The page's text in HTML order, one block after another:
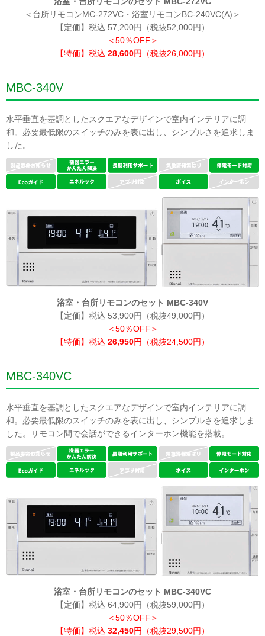
＜台所リモコンMC-272VC・浴室リモコンBC-240VC(A)＞
【定価】税込 57,200円（税抜52,000円）
＜50％OFF＞
【特価】税込 28,600円 （税抜26,000円）
MBC-340V
水平垂直を基調としたスクエアなデザインで室内インテリアに調
和。必要最低限のスイッチのみを表に出し、シンプルさを追求しま
した。
浴室・台所リモコンのセット MBC-340V
【定価】税込 53,900円（税抜49,000円）
＜50％OFF＞
【特価】税込 26,950円 （税抜24,500円）
MBC-340VC
水平垂直を基調としたスクエアなデザインで室内インテリアに調
和。必要最低限のスイッチのみを表に出し、シンプルさを追求しま
した。リモコン間で会話ができるインターホン機能を搭載。
浴室・台所リモコンのセット MBC-340VC
【定価】税込 64,900円（税抜59,000円）
＜50％OFF＞
【特価】税込 32,450円 （税抜29,500円）